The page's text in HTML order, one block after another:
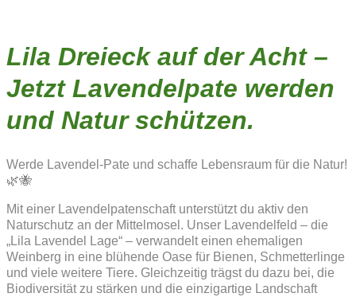
Lila Dreieck auf der Acht –
Jetzt Lavendelpate werden
und Natur schützen.
Werde Lavendel-Pate und schaffe Lebensraum für die Natur!
🌿🐝
Mit einer Lavendelpatenschaft unterstützt du aktiv den
Naturschutz an der Mittelmosel. Unser Lavendelfeld – die
„Lila Lavendel Lage“ – verwandelt einen ehemaligen
Weinberg in eine blühende Oase für Bienen, Schmetterlinge
und viele weitere Tiere. Gleichzeitig trägst du dazu bei, die
Biodiversität zu stärken und die einzigartige Landschaft